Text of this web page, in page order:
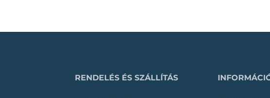
RENDELÉS ÉS SZÁLLÍTÁS